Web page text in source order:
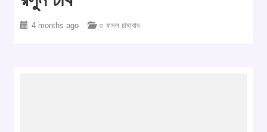
4 months ago ○ ফসল চাষাবাদ